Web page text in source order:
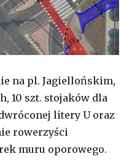
na pl. Jagiellońskim,
10 szt. stojaków dla
litery U oraz
rowerzyści
muru oporowego.